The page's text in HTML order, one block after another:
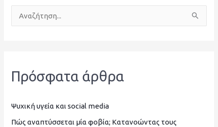
η
σ
Πρόσφατα άρθρα
Ψυχική υγεία και social media
Πώς αναπτύσσεται μία φοβία; Κατανοώντας τους